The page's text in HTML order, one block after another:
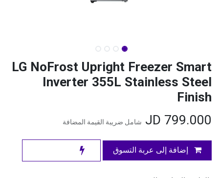
LG NoFrost Upright Freezer Smart
Inverter 355L Stainless Steel
Finish
799.000
شامل ضريبة القيمة المضافة
إضافة إلى عربة التسوق